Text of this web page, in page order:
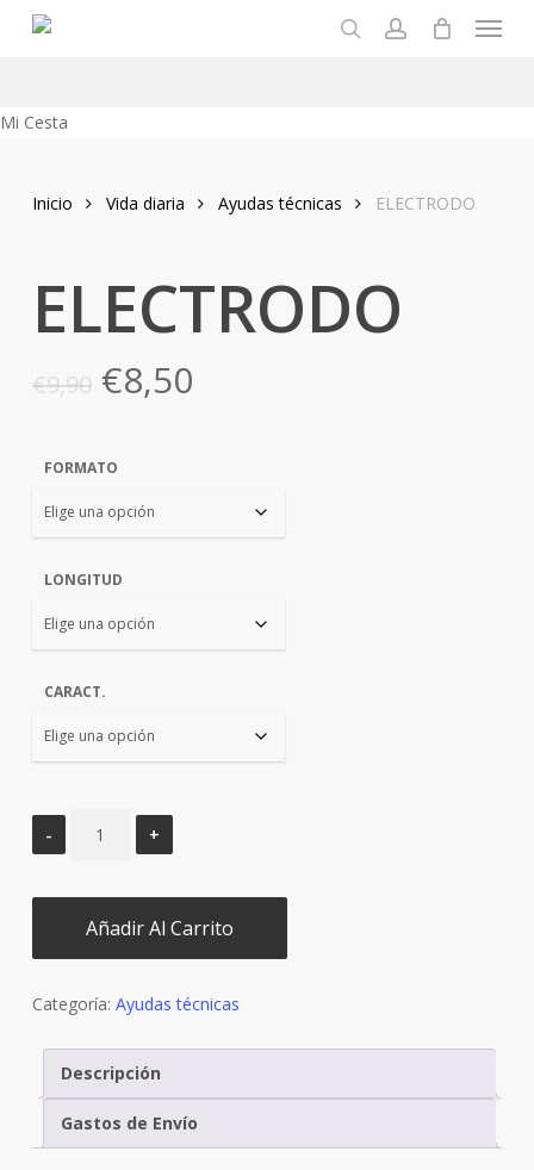
Menu
Mi Cesta
Inicio Vida diaria Ayudas técnicas ELECTRODO
ELECTRODO
€9,90 El
precio
original
era:
€9,90.
€8,50El
€8,50.
FORMATO
LONGITUD
CARACT.
Añadir Al Carrito
Categoría: Ayudas técnicas
Descripción
Gastos de Envío